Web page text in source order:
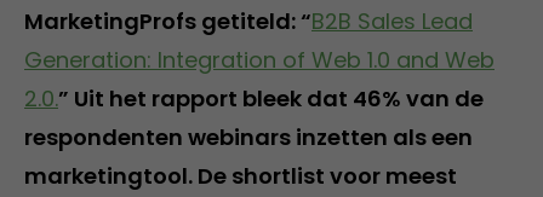
MarketingProfs getiteld: “B2B Sales Lead
Generation: Integration of Web 1.0 and Web
2.0.” Uit het rapport bleek dat 46% van de
respondenten webinars inzetten als een
marketingtool. De shortlist voor meest